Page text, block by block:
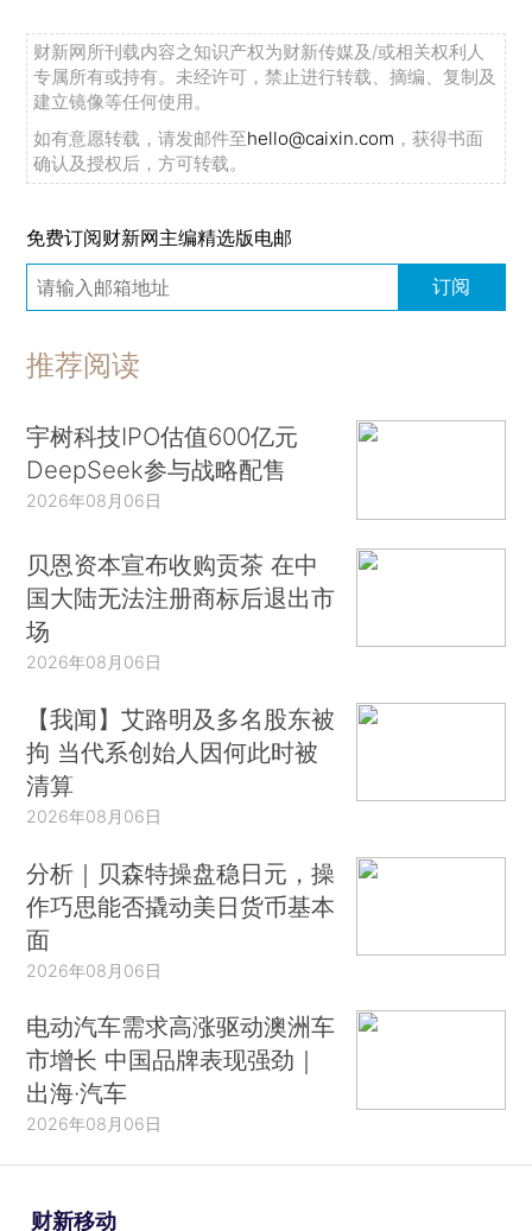
亭》、托尔斯泰的《安娜·卡列尼娜》、陀思妥耶夫
斯基的《卡拉马佐夫兄弟》。这些作品几乎都是在
亚历山大二世在位期间（1855到1881年）完成的。
那是俄国文学史上的一个黄金时代，陀思妥耶夫斯
学的黄金时代开始消逝。托尔斯泰曾经在1881年宣
布，以后我不再写小说了。事实上，他在1889年到
1899年的10年间他还写出了一部伟大的作品，代表
岁以后才完成的。
托尔斯泰在他生命的最后20年享有世界性的地
位。在整个人类历史上，只有另外两个作家活着的
时候就跟托尔斯泰一样享有这么崇高的地位，一个
伏尔泰、歌德、托尔斯泰，他们分别是属于法国
的、德国的、俄国的，他们用法语、德语或俄语写
作，但是他们又都是属于整个地球的，他们都超越
产。20世纪之前，也就是托尔斯泰还活着的时候，
对于谁是俄国最重要的文学家，世界上没有任何的
争议，当然就是托尔斯泰，他是世界公认的俄罗斯
最伟大的作家，他几乎主宰着俄国文坛，成为歌德
之后一个在世的作家在全世界的瞩目之下牢固地主
宰着一个民族文学的人。但是到20世纪之后，文学
研究者的眼光、学术的方向开始有所改变。研究世
界文学的人当中有人认为陀思妥耶夫斯基的文学地
因为陀思妥耶夫斯基比托尔斯泰更深刻，他的《卡
拉马佐夫兄弟》、《罪与罚》、《白痴》、《地下
室手记》这一系列作品代表着对人性的探索，对人
托尔斯泰不如陀思妥耶夫斯基重要。也有人认为契
财新网所刊载内容之知识产权为财新传媒及/或相关权利人
专属所有或持有。未经许可，禁止进行转载、摘编、复制及
建立镜像等任何使用。
如有意愿转载，请发邮件至hello@caixin.com ，获得书面
确认及授权后，方可转载。
免费订阅财新网主编精选版电邮
订阅
推荐阅读
宇树科技IPO估值600亿元
DeepSeek参与战略配售
2026年08月06日
贝恩资本宣布收购贡茶 在中
国大陆无法注册商标后退出市
场
2026年08月06日
【我闻】艾路明及多名股东被
拘 当代系创始人因何此时被
清算
2026年08月06日
分析｜贝森特操盘稳日元，操
作巧思能否撬动美日货币基本
面
2026年08月06日
电动汽车需求高涨驱动澳洲车
市增长 中国品牌表现强劲｜
出海·汽车
2026年08月06日
财新移动